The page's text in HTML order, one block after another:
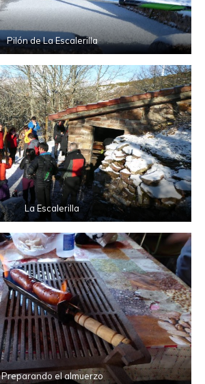
Pilón de La Escalerilla
La Escalerilla
Preparando el almuerzo